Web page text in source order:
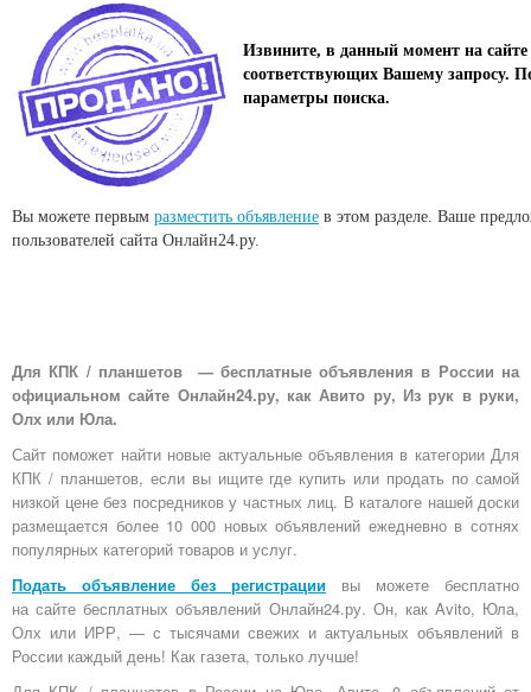
Извините, в данный момент на сайте
соответствующих Вашему запросу.
параметры поиска.
Вы можете первым разместить объявление в этом разделе. Ваше
пользователей сайта Онлайн24.ру.
Для КПК / планшетов — бесплатные объявления в России на
официальном сайте Онлайн24.ру, как Авито ру, Из рук в руки,
Олх или Юла.
Сайт поможет найти новые актуальные объявления в категории Для
КПК / планшетов, если вы ищите где купить или продать по самой
низкой цене без посредников у частных лиц. В каталоге нашей доски
размещается более 10 000 новых объявлений ежедневно в сотнях
популярных категорий товаров и услуг.
Подать объявление без регистрации вы можете бесплатно
насайте бесплатных объявлений Онлайн24.ру. Он, как Avito, Юла,
Олх или ИРР, — с тысячами свежих и актуальных объявлений в
России каждый день! Как газета, только лучше!